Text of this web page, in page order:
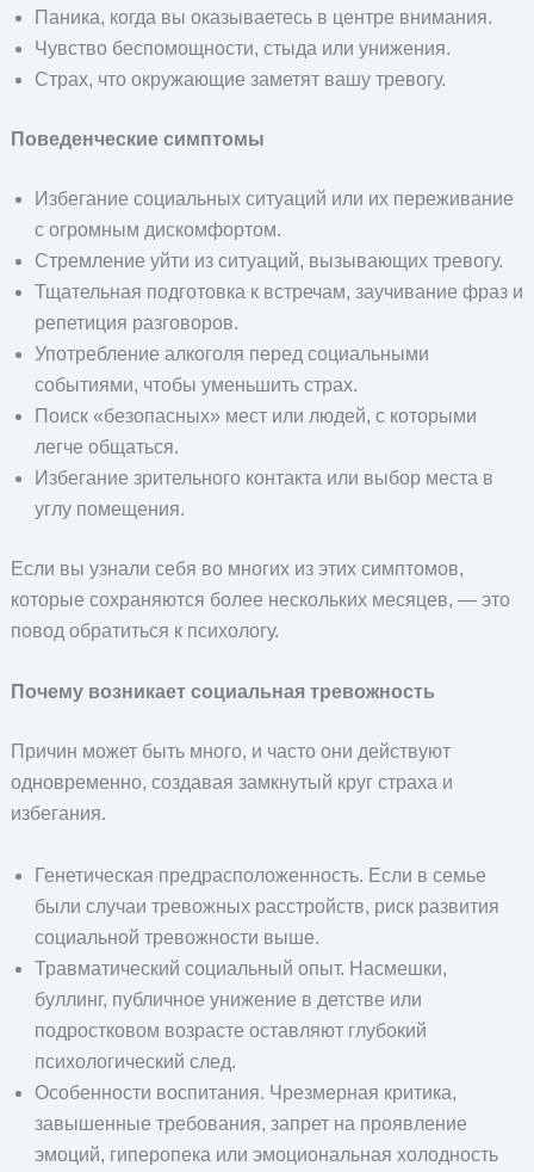
Паника, когда вы оказываетесь в центре внимания.
Чувство беспомощности, стыда или унижения.
Страх, что окружающие заметят вашу тревогу.
Поведенческие симптомы
Избегание социальных ситуаций или их переживание
с огромным дискомфортом.
Стремление уйти из ситуаций, вызывающих тревогу.
Тщательная подготовка к встречам, заучивание фраз и
репетиция разговоров.
Употребление алкоголя перед социальными
событиями, чтобы уменьшить страх.
Поиск «безопасных» мест или людей, с которыми
легче общаться.
Избегание зрительного контакта или выбор места в
углу помещения.
Если вы узнали себя во многих из этих симптомов,
которые сохраняются более нескольких месяцев, — это
повод обратиться к психологу.
Почему возникает социальная тревожность
Причин может быть много, и часто они действуют
одновременно, создавая замкнутый круг страха и
избегания.
Генетическая предрасположенность. Если в семье
были случаи тревожных расстройств, риск развития
социальной тревожности выше.
Травматический социальный опыт. Насмешки,
буллинг, публичное унижение в детстве или
подростковом возрасте оставляют глубокий
психологический след.
Особенности воспитания. Чрезмерная критика,
завышенные требования, запрет на проявление
эмоций, гиперопека или эмоциональная холодность